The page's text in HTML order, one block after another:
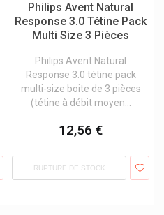
Philips Avent Natural
Response 3.0 Tétine Pack
Multi Size 3 Pièces
Philips Avent Natural
Response 3.0 tétine pack
multi-size boite de 3 pièces
(tétine à débit moyen...
12,56 €
RUPTURE DE STOCK